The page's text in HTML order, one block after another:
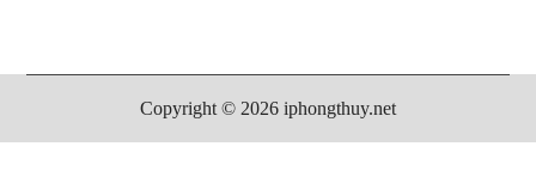
Copyright © 2026 iphongthuy.net